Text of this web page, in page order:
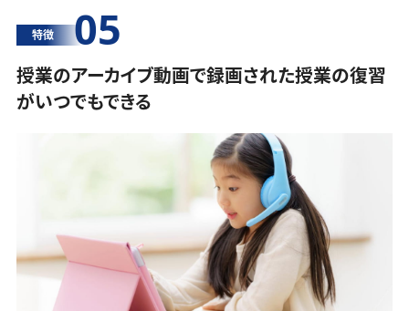
特徴 05
授業のアーカイブ動画で録画された授業の復習
がいつでもできる